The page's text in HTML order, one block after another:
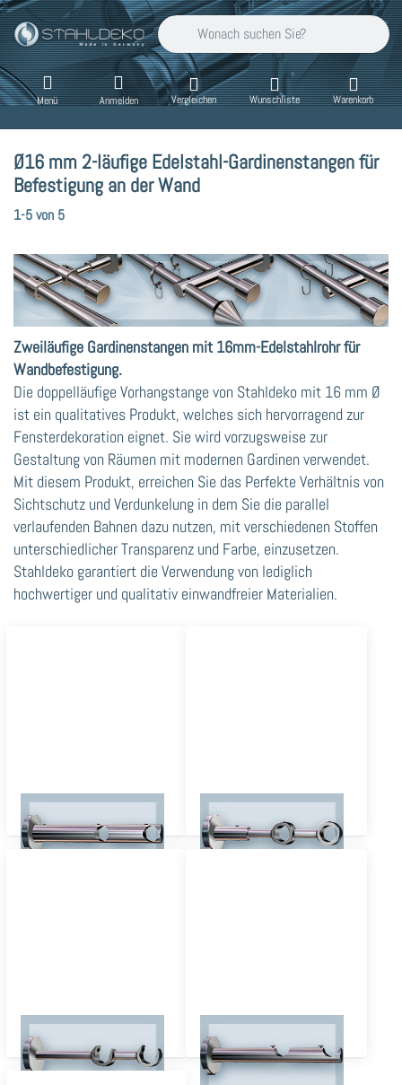
Geben Sie einen Suchbegriff ein. Während
Menü Anmelden Vergleichen Wunschliste Warenkorb
Ø16 mm 2-läufige Edelstahl-Gardinenstangen für
Befestigung an der Wand
Suchergebnisse:
1-5von 5
Zweiläufige Gardinenstangen mit 16mm-Edelstahlrohr für
Wandbefestigung.
Die doppelläufige Vorhangstange von Stahldeko mit 16 mm Ø
ist ein qualitatives Produkt, welches sich hervorragend zur
Fensterdekoration eignet. Sie wird vorzugsweise zur
Gestaltung von Räumen mit modernen Gardinen verwendet.
Mit diesem Produkt, erreichen Sie das Perfekte Verhältnis von
Sichtschutz und Verdunkelung in dem Sie die parallel
verlaufenden Bahnen dazu nutzen, mit verschiedenen Stoffen
unterschiedlicher Transparenz und Farbe, einzusetzen.
Stahldeko garantiert die Verwendung von lediglich
hochwertiger und qualitativ einwandfreier Materialien.